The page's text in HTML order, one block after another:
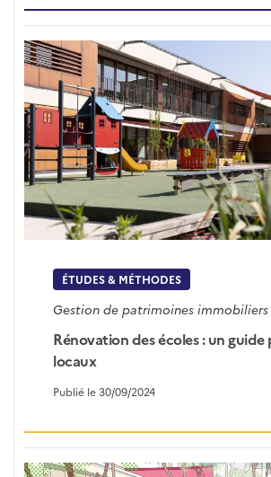
ÉTUDES & MÉTHODES
Gestion de patrimoines immobiliers
Rénovation des écoles : un guide
locaux
Publié le 30/09/2024